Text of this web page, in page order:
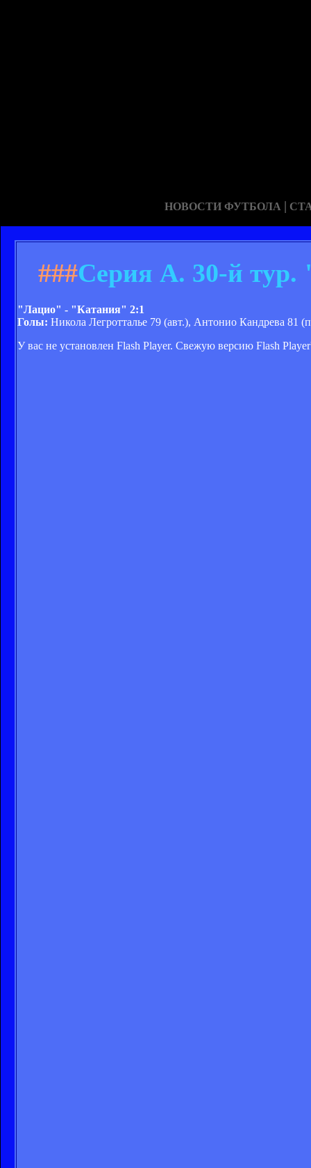
НОВОСТИ ФУТБОЛА |
###Серия А. 30-й
"Лацио" - "Катания" 2:1
Голы: Никола Легротталье 79 (авт.), Антонио Кандрева 81
У вас не установлен Flash Player. Свежую версию Flash